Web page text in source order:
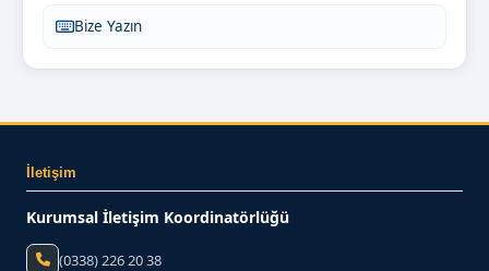
Bize Yazın
İletişim
Kurumsal İletişim Koordinatörlüğü
(0338) 226 20 38